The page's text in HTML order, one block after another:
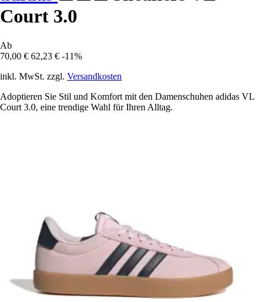
Court 3.0
Ab
70,00 € 62,23 € -11%
inkl. MwSt. zzgl. Versandkosten
Adoptieren Sie Stil und Komfort mit den Damenschuhen adidas VL
Court 3.0, eine trendige Wahl für Ihren Alltag.